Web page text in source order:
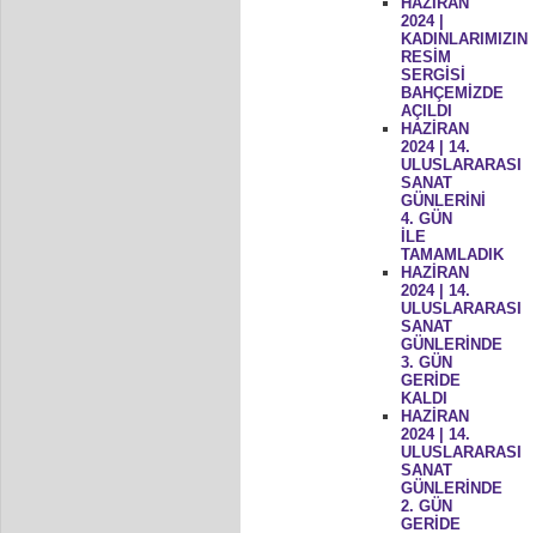
2024 |
KADINLARIMIZIN
RESİM
SERGİSİ
BAHÇEMİZDE
AÇILDI
HAZİRAN
2024 | 14.
ULUSLARARASI
SANAT
GÜNLERİNİ
4. GÜN
İLE
TAMAMLADIK
HAZİRAN
2024 | 14.
ULUSLARARASI
SANAT
GÜNLERİNDE
3. GÜN
GERİDE
KALDI
HAZİRAN
2024 | 14.
ULUSLARARASI
SANAT
GÜNLERİNDE
2. GÜN
GERİDE